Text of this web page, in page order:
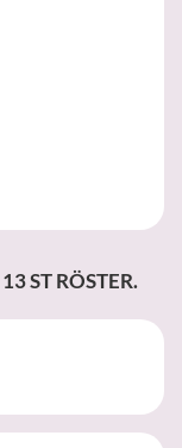
13ST RÖSTER.